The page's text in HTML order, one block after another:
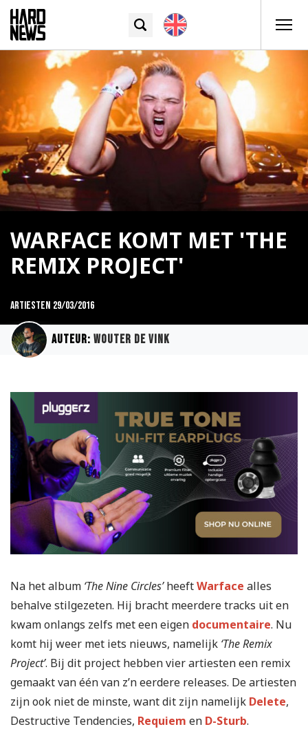
WARFACE KOMT MET 'THE
REMIX PROJECT'
Artiesten 29/03/2016
Auteur: Wouter de Vink
Na het album ‘The Nine Circles’heeftWarface alles
behalve stilgezeten. Hij bracht meerdere tracks uit en
kwam onlangs zelfs met een eigen documentaire. Nu
komt hij weer met iets nieuws, namelijk ‘The Remix
Project’. Bij dit project hebben vier artiesten een remix
gemaakt van één van z’n eerdere releases. De artiesten
zijn ook niet de minste, want dit zijn namelijk Delete,
Destructive Tendencies, Requiem en D-Sturb.